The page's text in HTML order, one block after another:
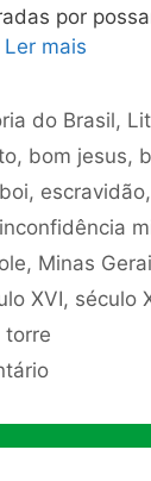
por
Ler mais
do Brasil,
, bom jesus,
, escravidão,
inconfidência
, Minas
XVI, século
torre